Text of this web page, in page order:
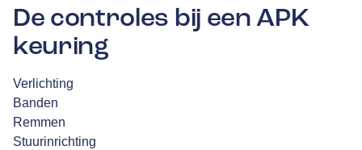
De controles bij een APK
keuring
Verlichting
Banden
Remmen
Stuurinrichting